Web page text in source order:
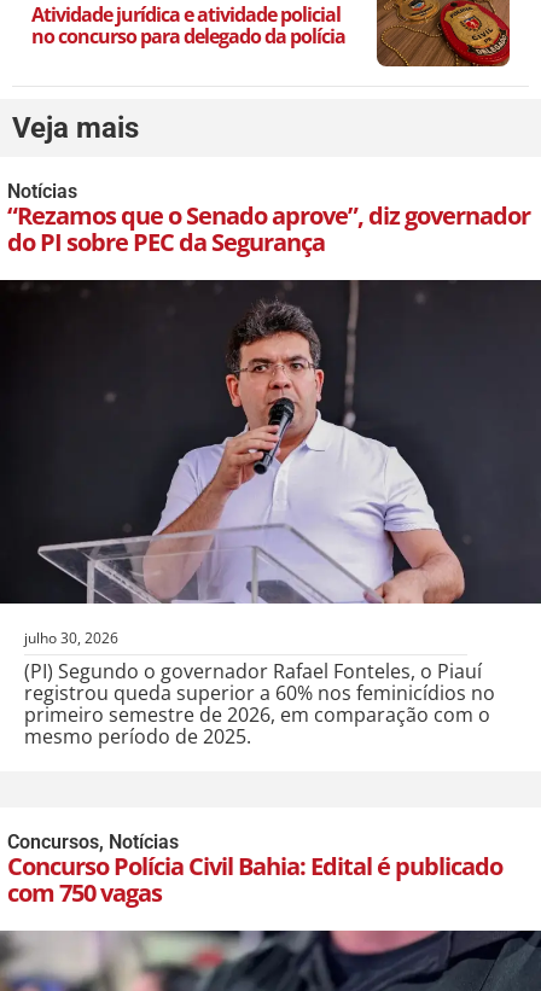
Atividade jurídica e atividade policial
no concurso para delegado da polícia
Veja mais
Notícias
“Rezamos que o Senado aprove”, diz governador
do PI sobre PEC da Segurança
julho 30, 2026
(PI) Segundo o governador Rafael Fonteles, o Piauí
registrou queda superior a 60% nos feminicídios no
primeiro semestre de 2026, em comparação com o
mesmo período de 2025.
Concursos, Notícias
Concurso Polícia Civil Bahia: Edital é publicado
com 750 vagas